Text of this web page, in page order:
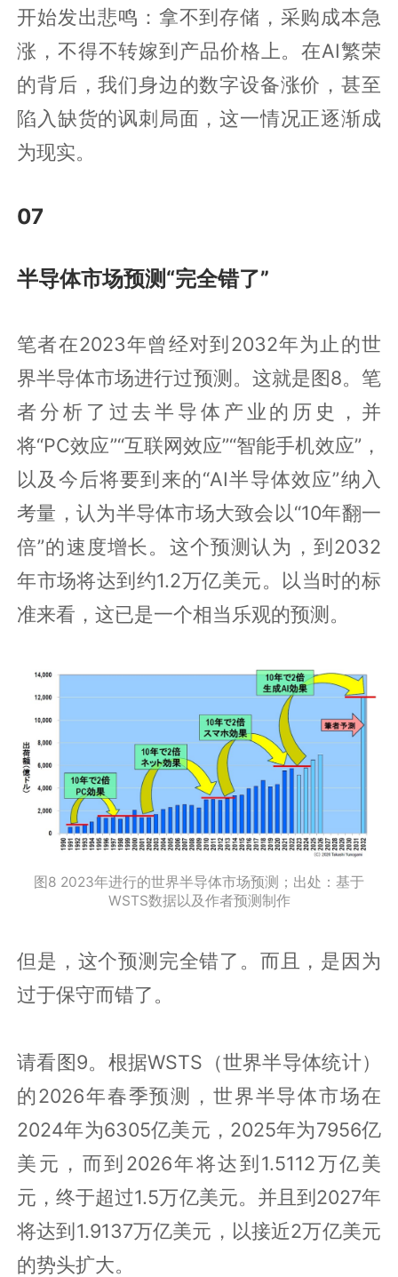
开始发出悲鸣：拿不到存储，采购成本急
涨，不得不转嫁到产品价格上。在AI繁荣
的背后，我们身边的数字设备涨价，甚至
陷入缺货的讽刺局面，这一情况正逐渐成
为现实。
07
半导体市场预测“完全错了”
笔者在2023年曾经对到2032年为止的世
界半导体市场进行过预测。这就是图8。笔
者分析了过去半导体产业的历史，并
将“PC效应”“互联网效应”“智能手机效应”，
以及今后将要到来的“AI半导体效应”纳入
考量，认为半导体市场大致会以“10年翻一
倍”的速度增长。这个预测认为，到2032
年市场将达到约1.2万亿美元。以当时的标
准来看，这已是一个相当乐观的预测。
图8 2023年进行的世界半导体市场预测；出处：基于
WSTS数据以及作者预测制作
但是，这个预测完全错了。而且，是因为
过于保守而错了。
请看图9。根据WSTS（世界半导体统计）
的2026年春季预测，世界半导体市场在
2024年为6305亿美元，2025年为7956亿
美元，而到2026年将达到1.5112万亿美
元，终于超过1.5万亿美元。并且到2027年
将达到1.9137万亿美元，以接近2万亿美元
的势头扩大。